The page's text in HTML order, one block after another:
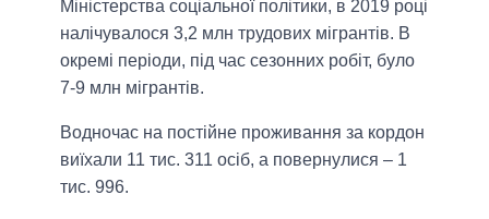
Міністерства соціальної політики, в 2019 році
налічувалося 3,2 млн трудових мігрантів. В
окремі періоди, під час сезонних робіт, було
7-9 млн мігрантів.
Водночас на постійне проживання за кордон
виїхали 11 тис. 311 осіб, а повернулися – 1
тис. 996.